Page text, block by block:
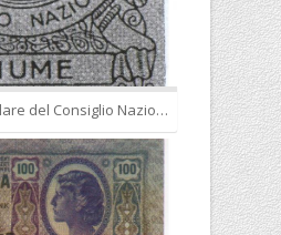
timbro rettangolare del Consiglio Nazionale italiano.